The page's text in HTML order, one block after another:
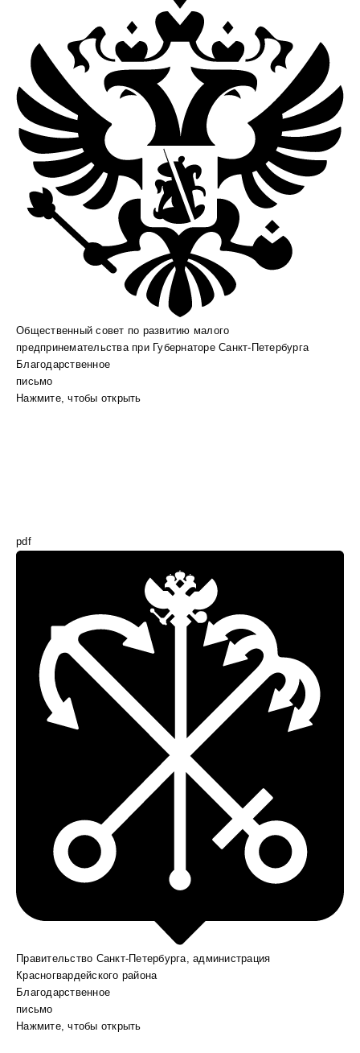
Общественный совет по развитию малого
предпринемательства при Губернаторе Санкт-Петербурга
Благодарственное
письмо
Нажмите, чтобы открыть
pdf
Правительство Санкт-Петербурга, администрация
Красногвардейского района
Благодарственное
письмо
Нажмите, чтобы открыть